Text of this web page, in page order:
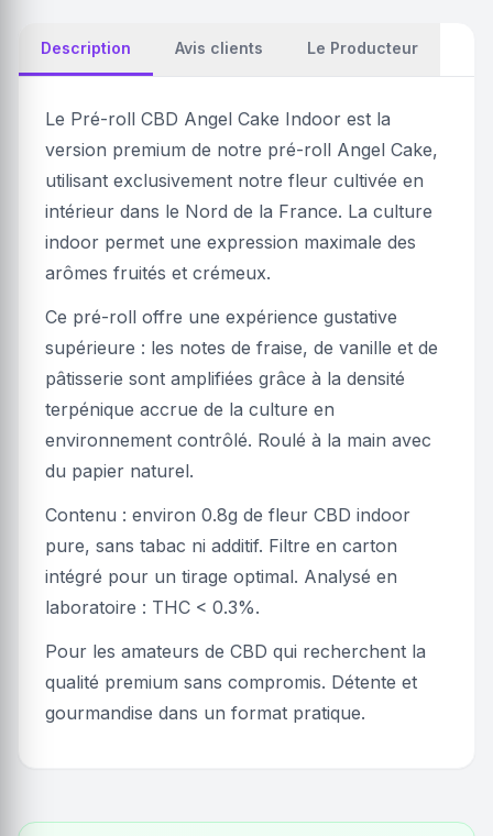
Description Avis clients Le Producteur
Le Pré-roll CBD Angel Cake Indoor est la
version premium de notre pré-roll Angel Cake,
utilisant exclusivement notre fleur cultivée en
intérieur dans le Nord de la France. La culture
indoor permet une expression maximale des
arômes fruités et crémeux.
Ce pré-roll offre une expérience gustative
supérieure : les notes de fraise, de vanille et de
pâtisserie sont amplifiées grâce à la densité
terpénique accrue de la culture en
environnement contrôlé. Roulé à la main avec
du papier naturel.
Contenu : environ 0.8g de fleur CBD indoor
pure, sans tabac ni additif. Filtre en carton
intégré pour un tirage optimal. Analysé en
laboratoire : THC < 0.3%.
Pour les amateurs de CBD qui recherchent la
qualité premium sans compromis. Détente et
gourmandise dans un format pratique.